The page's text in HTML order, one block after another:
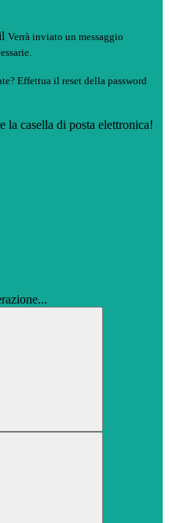
Verrà inviato un messaggio
Effettua il reset della password
la casella di posta elettronica!